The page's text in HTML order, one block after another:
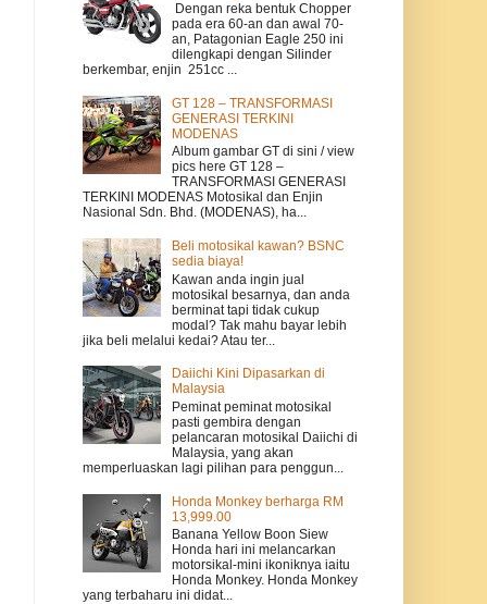
Dengan reka bentuk Chopper
pada era 60-an dan awal 70-
an, Patagonian Eagle 250 ini
dilengkapi dengan Silinder
berkembar, enjin 251cc ...
GT 128 – TRANSFORMASI
GENERASI TERKINI
MODENAS
Album gambar GT di sini / view
pics here GT 128 –
TRANSFORMASI GENERASI
TERKINI MODENAS Motosikal dan Enjin
Nasional Sdn. Bhd. (MODENAS), ha...
Beli motosikal kawan? BSNC
sedia biaya!
Kawan anda ingin jual
motosikal besarnya, dan anda
berminat tapi tidak cukup
modal? Tak mahu bayar lebih
jika beli melalui kedai? Atau ter...
Daiichi Kini Dipasarkan di
Malaysia
Peminat peminat motosikal
pasti gembira dengan
pelancaran motosikal Daiichi di
Malaysia, yang akan
memperluaskan lagi pilihan para penggun...
Honda Monkey berharga RM
13,999.00
Banana Yellow Boon Siew
Honda hari ini melancarkan
motorsikal-mini ikoniknya iaitu
Honda Monkey. Honda Monkey
yang terbaharu ini didat...